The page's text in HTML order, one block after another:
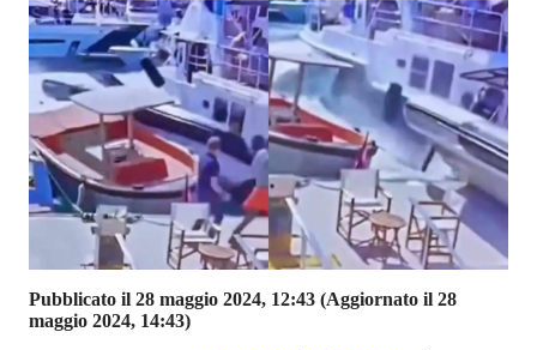
Pubblicato il 28 maggio 2024, 12:43 (Aggiornato il 28
maggio 2024, 14:43)